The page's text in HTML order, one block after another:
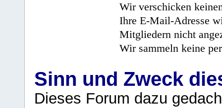
Wir verschicken
Ihre E-Mail-Adresse
Mitgliedern nicht
Wir sammeln keine
Sinn und Zweck
Dieses Forum dazu